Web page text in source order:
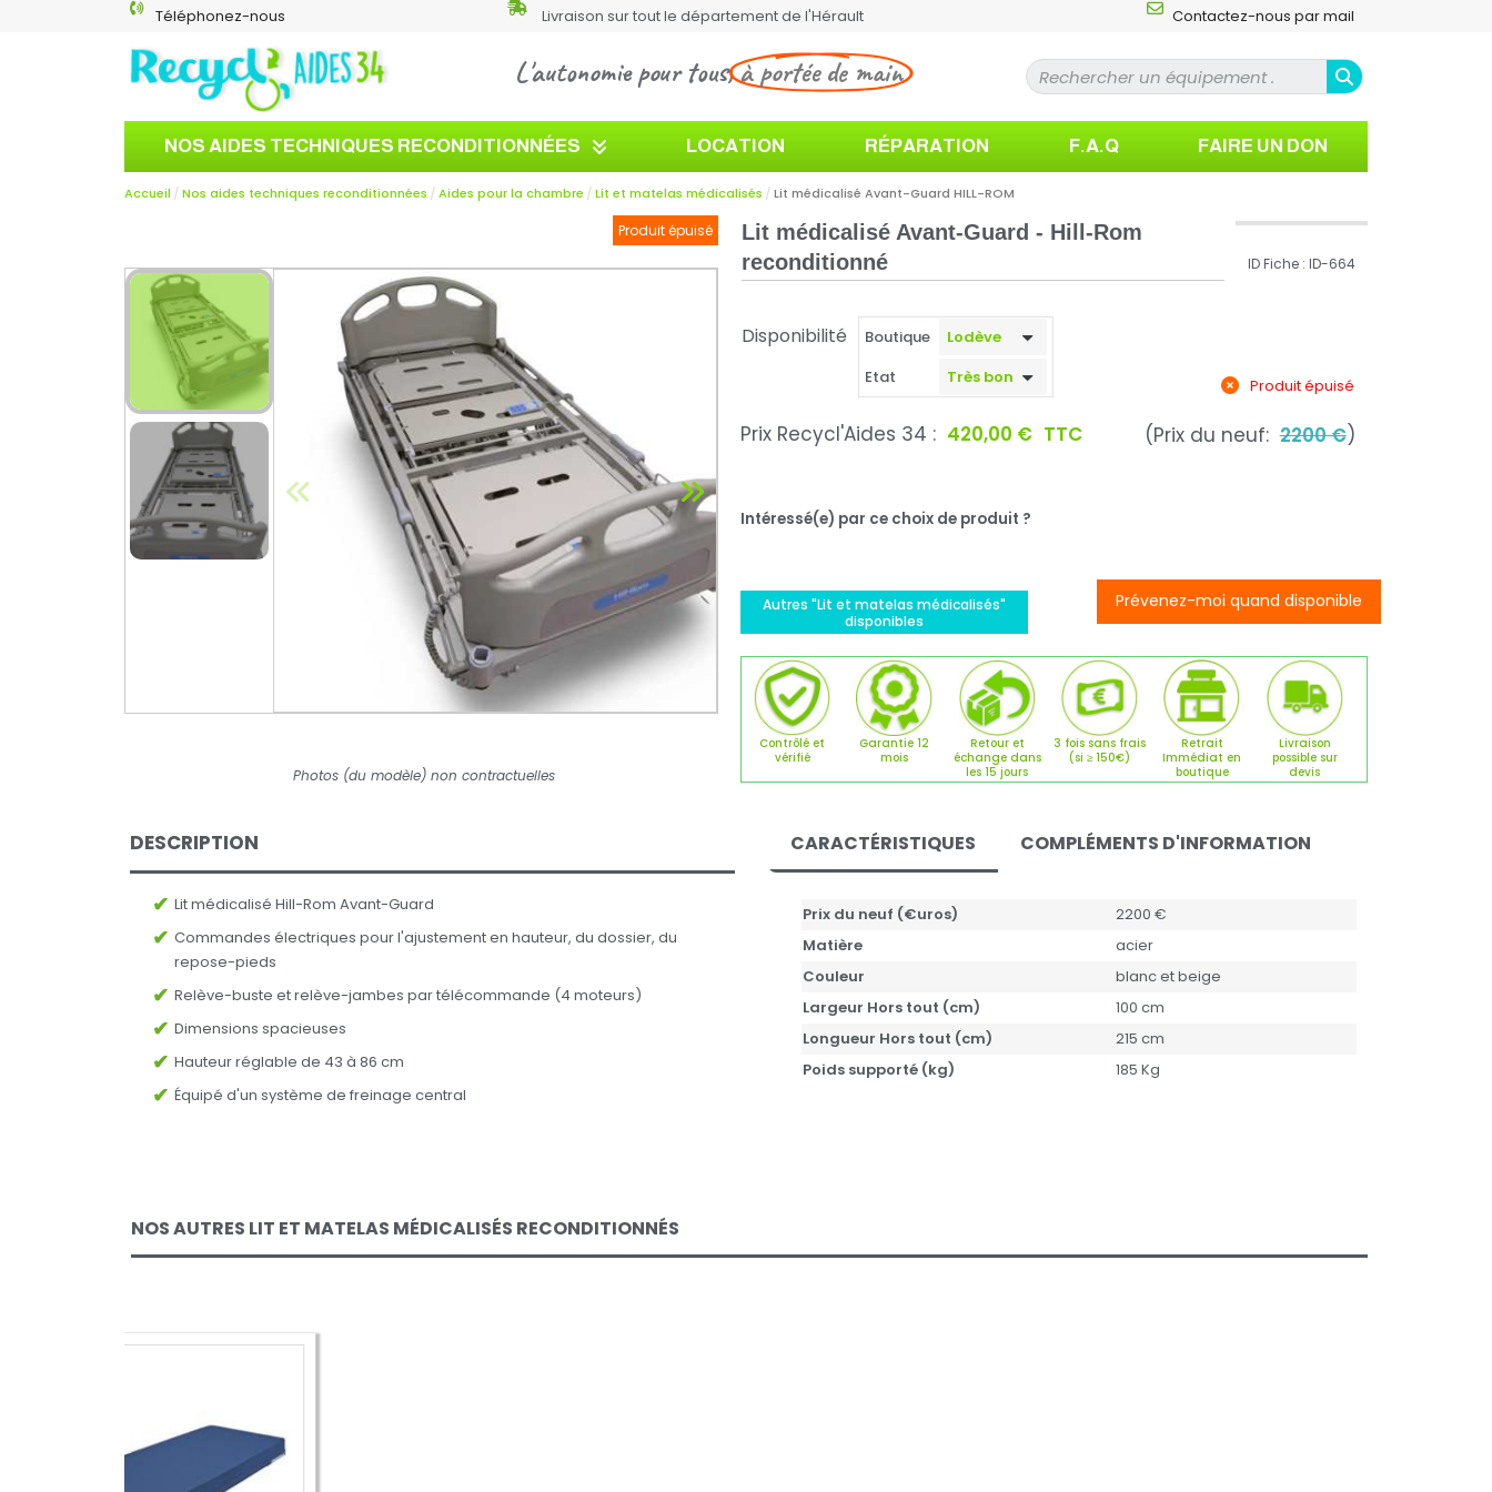
Téléphonez-nous Livraison sur tout le département de l'Hérault Contactez-nous par mail
L'autonomie pour tous,à portée de main
NOS AIDES TECHNIQUES RECONDITIONNÉES LOCATION RÉPARATION F.A.Q FAIRE UN DON
Accueil Nos aides techniques reconditionnées Aides pour la chambre Lit et matelas médicalisés Lit médicalisé Avant-Guard HILL-ROM
Produit épuisé
Photos (du modèle) non contractuelles
Lit médicalisé Avant-Guard - Hill-Rom
reconditionné
ID Fiche : ID-664
Disponibilité
Boutique
Etat
Produit épuisé
Prix Recycl'Aides 34 : 420,00 € TTC (Prix du neuf:2200 €)
Intéressé(e) par ce choix de produit ?
Autres "Lit et matelas médicalisés"
disponibles
Prévenez-moi quand disponible
Contrôlé et
vérifié
Garantie 12
mois
Retour et
échange dans
les 15 jours
3 fois sans frais
(si ≥ 150€)
Retrait
Immédiat en
boutique
Livraison
possible sur
devis
DESCRIPTION
Lit médicalisé Hill-Rom Avant-Guard
Commandes électriques pour l'ajustement en hauteur, du dossier, du
repose-pieds
Relève-buste et relève-jambes par télécommande (4 moteurs)
Dimensions spacieuses
Hauteur réglable de 43 à 86 cm
Équipé d'un système de freinage central
CARACTÉRISTIQUES COMPLÉMENTS D'INFORMATION
Prix du neuf (€uros)
2200 €
Matière
acier
Couleur
blanc et beige
Largeur Hors tout (cm)
100 cm
Longueur Hors tout (cm)
215 cm
Poids supporté (kg)
185 Kg
NOS AUTRES LIT ET MATELAS MÉDICALISÉS RECONDITIONNÉS